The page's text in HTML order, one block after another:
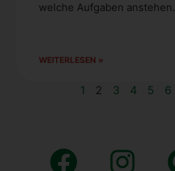
wel­che Auf­ga­ben anste­hen.
WEI­TER­LE­SEN »
1 2 3 4 5 6